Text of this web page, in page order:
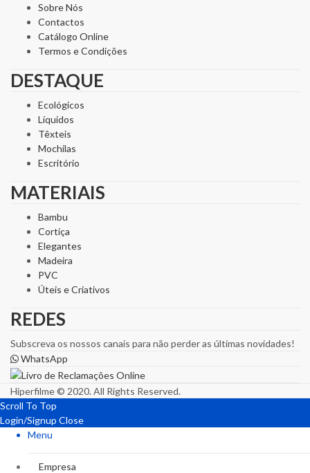
Sobre Nós
Contactos
Catálogo Online
Termos e Condições
DESTAQUE
Ecológicos
Líquidos
Têxteis
Mochilas
Escritório
MATERIAIS
Bambu
Cortiça
Elegantes
Madeira
PVC
Úteis e Criativos
REDES
Subscreva os nossos canais para não perder as últimas novidades!
WhatsApp
Hiperfilme © 2020. All Rights Reserved.
Scroll To Top
Login/Signup Close
Menu
Empresa